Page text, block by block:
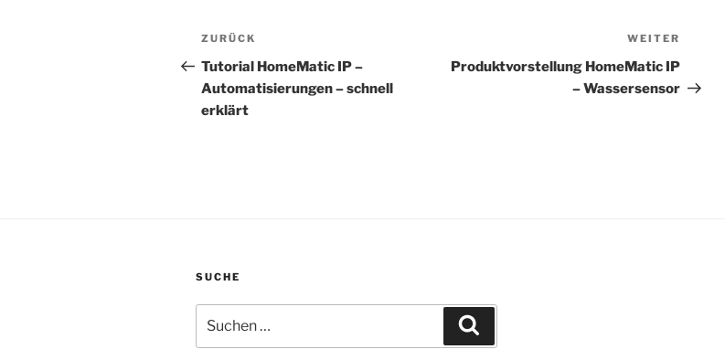
Beitragsnavigation
Vorheriger
Beitrag
ZURÜCK
Tutorial HomeMatic IP –
Automatisierungen – schnell
erklärt
Beitrag
WEITER
Produktvorstellung HomeMatic IP
– Wassersensor
SUCHE
nach: